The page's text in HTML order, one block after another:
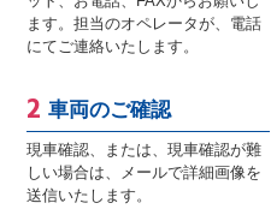
ます。担当のオペレータが、電話
にてご連絡いたします。
車両のご確認
現車確認、または、現車確認が難
しい場合は、メールで詳細画像を
送信いたします。